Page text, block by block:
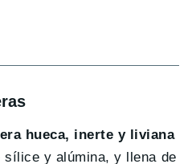
hueca, inerte y liviana
sílice y alúmina, y llena de